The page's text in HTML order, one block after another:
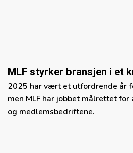
MLF styrker bransjen i et
2025 har vært et utfordrende år
men MLF har jobbet målrettet for
og medlemsbedriftene.